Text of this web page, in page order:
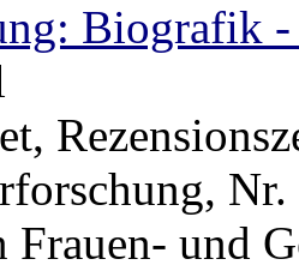
Biografik -
Frauen- und